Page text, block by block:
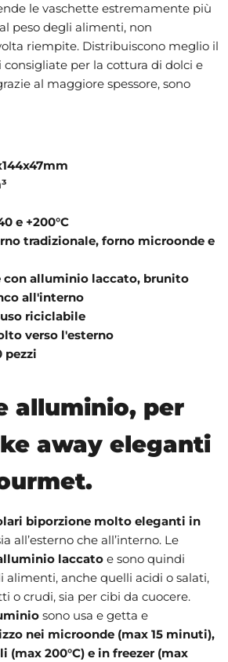
le vaschette estremamente più
peso degli alimenti, non
riempite. Distribuiscono meglio il
consigliate per la cottura di dolci e
al maggiore spessore, sono
e +200°C
tradizionale, forno microonde e
con alluminio laccato, brunito
all'interno
riciclabile
verso l'esterno
pezzi
alluminio, per
away eleganti
biporzione molto eleganti in
all’esterno che all’interno. Le
laccato e sono quindi
anche quelli acidi o salati,
o crudi, sia per cibi da cuocere.
sono usa e getta e
nei microonde (max 15 minuti),
(max 200°C) e in freezer (max